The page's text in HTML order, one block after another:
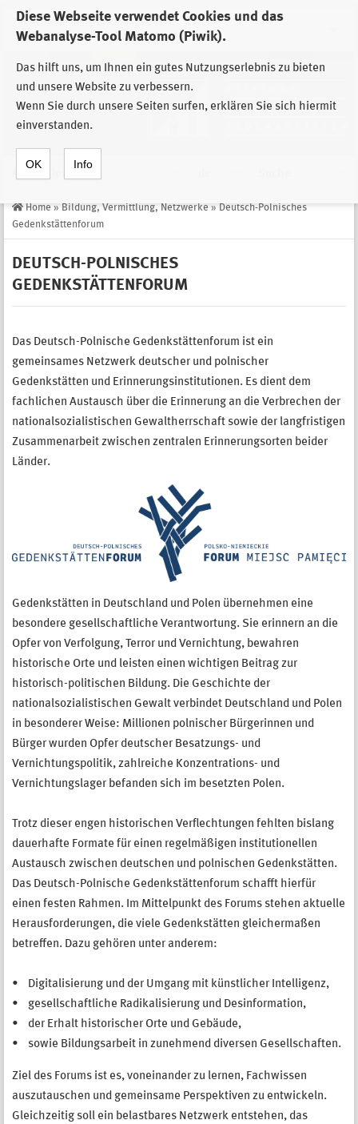
Diese Webseite verwendet Cookies und das
Webanalyse-Tool Matomo (Piwik).
Das hilft uns, um Ihnen ein gutes Nutzungserlebnis zu bieten
und unsere Website zu verbessern.
Wenn Sie durch unsere Seiten surfen, erklären Sie sich hiermit
einverstanden.
OK Info
Zur Auswahl der Einrichtungen der
Stiftung Sächsische Gedenkstätten
Home » Bildung, Vermittlung, Netzwerke » Deutsch-Polnisches
Gedenkstättenforum
DEUTSCH-POLNISCHES
GEDENKSTÄTTENFORUM
Das Deutsch-Polnische Gedenkstättenforum ist ein
gemeinsames Netzwerk deutscher und polnischer
Gedenkstätten und Erinnerungsinstitutionen. Es dient dem
fachlichen Austausch über die Erinnerung an die Verbrechen der
nationalsozialistischen Gewaltherrschaft sowie der langfristigen
Zusammenarbeit zwischen zentralen Erinnerungsorten beider
Länder.
Gedenkstätten in Deutschland und Polen übernehmen eine
besondere gesellschaftliche Verantwortung. Sie erinnern an die
Opfer von Verfolgung, Terror und Vernichtung, bewahren
historische Orte und leisten einen wichtigen Beitrag zur
historisch-politischen Bildung. Die Geschichte der
nationalsozialistischen Gewalt verbindet Deutschland und Polen
in besonderer Weise: Millionen polnischer Bürgerinnen und
Bürger wurden Opfer deutscher Besatzungs- und
Vernichtungspolitik, zahlreiche Konzentrations- und
Vernichtungslager befanden sich im besetzten Polen.
Trotz dieser engen historischen Verflechtungen fehlten bislang
dauerhafte Formate für einen regelmäßigen institutionellen
Austausch zwischen deutschen und polnischen Gedenkstätten.
Das Deutsch-Polnische Gedenkstättenforum schafft hierfür
einen festen Rahmen. Im Mittelpunkt des Forums stehen aktuelle
Herausforderungen, die viele Gedenkstätten gleichermaßen
betreffen. Dazu gehören unter anderem:
• Digitalisierung und der Umgang mit künstlicher Intelligenz,
• gesellschaftliche Radikalisierung und Desinformation,
• der Erhalt historischer Orte und Gebäude,
• sowie Bildungsarbeit in zunehmend diversen Gesellschaften.
Ziel des Forums ist es, voneinander zu lernen, Fachwissen
auszutauschen und gemeinsame Perspektiven zu entwickeln.
Gleichzeitig soll ein belastbares Netzwerk entstehen, das